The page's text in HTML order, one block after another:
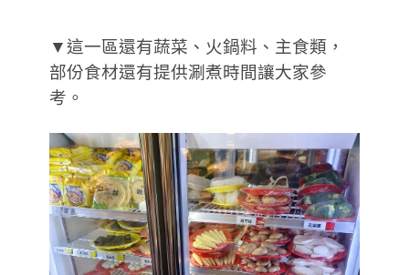
▼這一區還有蔬菜、火鍋料、主食類，
部份食材還有提供涮煮時間讓大家參
考。